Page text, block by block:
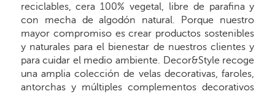
reciclables, cera 100% vegetal, libre de parafina y
con mecha de algodón natural. Porque nuestro
mayor compromiso es crear productos sostenibles
y naturales para el bienestar de nuestros clientes y
para cuidar el medio ambiente. Decor&Style recoge
una amplia colección de velas decorativas, faroles,
antorchas y múltiples complementos decorativos